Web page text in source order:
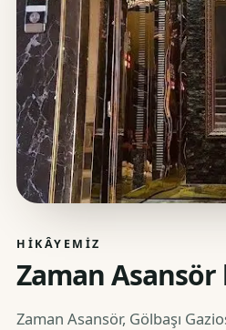
HIKÂYEMIZ
Zaman Asansör
Zaman Asansör, Gölbaşı